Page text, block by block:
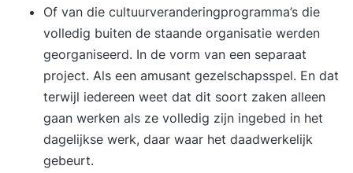
levert een solide theoretische basis op. De
methode is algemeen toepasbaar op alle typen
projecten en is helder gestructureerd in een
aantal nauwkeurig omschreven stappen. Deze
training bereidt u, met enige zelfstudie uitstekend
voor op het PRINCE2® Foundation examen.
Zowel de e-learning als het examen zijn
engelstalig Nadat je je hebt ingeschreven voor de
Of van die cultuurveranderingprogramma’s die
volledig buiten de staande organisatie werden
georganiseerd. In de vorm van een separaat
project. Als een amusant gezelschapsspel. En dat
terwijl iedereen weet dat dit soort zaken alleen
gaan werken als ze volledig zijn ingebed in het
dagelijkse werk, daar waar het daadwerkelijk
gebeurt.